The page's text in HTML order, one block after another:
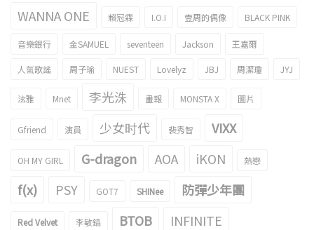
WANNA ONE 賴冠霖 I.O.I 壹周的偶像 BLACK PINK
音樂銀行 金SAMUEL seventeen Jackson 王嘉爾
人氣歌謠 周子瑜 NUEST Lovelyz JBJ 周潔瓊 JYJ
泫雅 Mnet 李光洙 畫報 MONSTA X 圖片
Gfriend 演員 少女时代 裴秀智 VIXX
OH MY GIRL G-dragon AOA iKON 熱戀
f(x) PSY GOT7 SHINee 防彈少年團
Red Velvet 李敏鎬 BTOB
INFINITE